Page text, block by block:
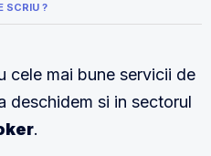
SCRIU ?
cele mai bune servicii de
deschidem si in sectorul
.